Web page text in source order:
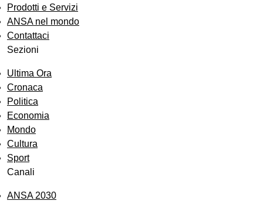
Prodotti e Servizi
ANSA nel mondo
Contattaci
Sezioni
Ultima Ora
Cronaca
Politica
Economia
Mondo
Cultura
Sport
Canali
ANSA 2030